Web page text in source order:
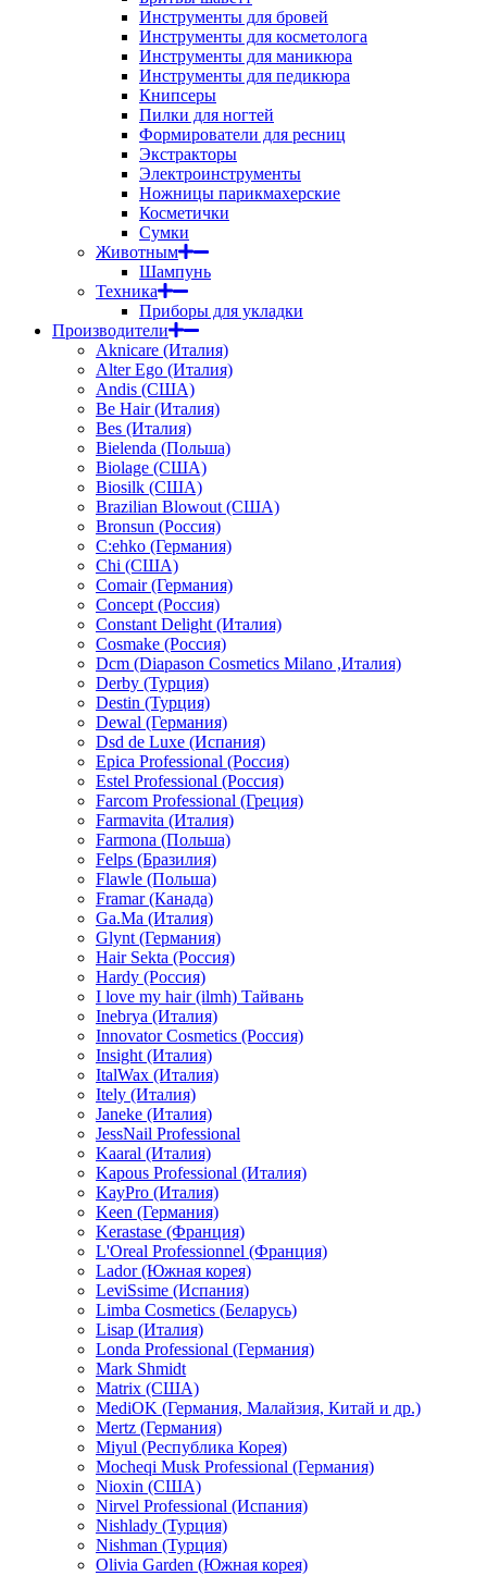
Инструменты для бровей
Инструменты для косметолога
Инструменты для маникюра
Инструменты для педикюра
Книпсеры
Пилки для ногтей
Формирователи для ресниц
Экстракторы
Электроинструменты
Ножницы парикмахерские
Косметички
Сумки
Животным
Шампунь
Техника
Приборы для укладки
Производители
Aknicare (Италия)
Alter Ego (Италия)
Andis (США)
Be Hair (Италия)
Bes (Италия)
Bielenda (Польша)
Biolage (США)
Biosilk (США)
Brazilian Blowout (США)
Bronsun (Россия)
C:ehko (Германия)
Chi (США)
Comair (Германия)
Concept (Россия)
Constant Delight (Италия)
Cosmake (Россия)
Dcm (Diapason Cosmetics Milano ,Италия)
Derby (Турция)
Destin (Турция)
Dewal (Германия)
Dsd de Luxe (Испания)
Epica Professional (Россия)
Estel Professional (Россия)
Farcom Professional (Греция)
Farmavita (Италия)
Farmona (Польша)
Felps (Бразилия)
Flawle (Польша)
Framar (Канада)
Ga.Ma (Италия)
Glynt (Германия)
Hair Sekta (Россия)
Hardy (Россия)
I love my hair (ilmh) Тайвань
Inebrya (Италия)
Innovator Cosmetics (Россия)
Insight (Италия)
ItalWax (Италия)
Itely (Италия)
Janeke (Италия)
JessNail Professional
Kaaral (Италия)
Kapous Professional (Италия)
KayPro (Италия)
Keen (Германия)
Kerastase (Франция)
L'Oreal Professionnel (Франция)
Lador (Южная корея)
LeviSsime (Испания)
Limba Cosmetics (Беларусь)
Lisap (Италия)
Londa Professional (Германия)
Mark Shmidt
Matrix (США)
MediOK (Германия, Малайзия, Китай и др.)
Mertz (Германия)
Miyul (Республика Корея)
Mocheqi Musk Professional (Германия)
Nioxin (США)
Nirvel Professional (Испания)
Nishlady (Турция)
Nishman (Турция)
Olivia Garden (Южная корея)